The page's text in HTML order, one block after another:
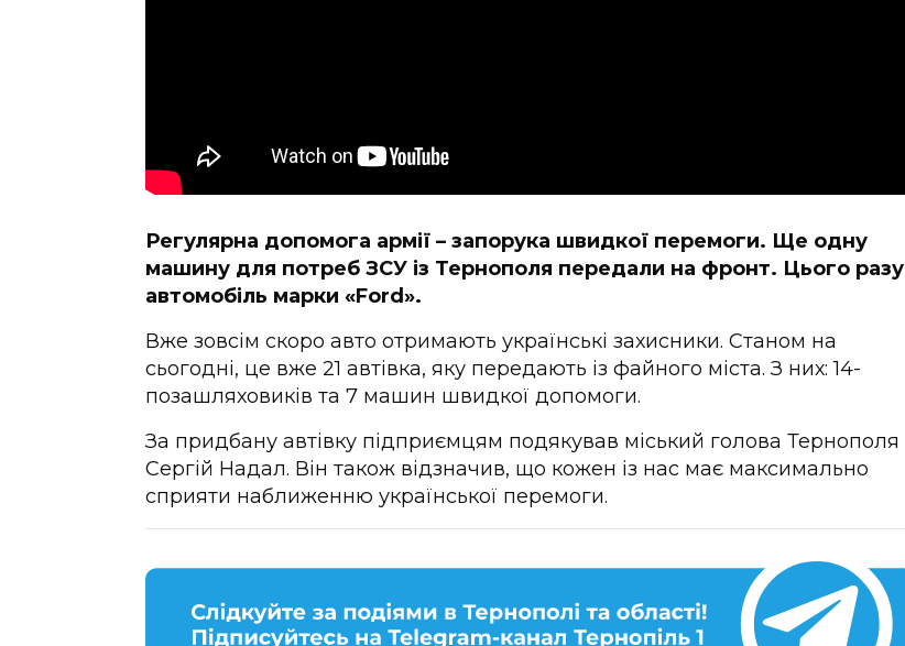
Регулярна допомога армії – запорука швидкої перемоги. Ще одну
машину для потреб ЗСУ із Тернополя передали на фронт. Цього разу
автомобіль марки «Ford».
Вже зовсім скоро авто отримають українські захисники. Станом на
сьогодні, це вже 21 автівка, яку передають із файного міста. З них: 14-
позашляховиків та 7 машин швидкої допомоги.
За придбану автівку підприємцям подякував міський голова Тернополя
Сергій Надал. Він також відзначив, що кожен із нас має максимально
сприяти наближенню української перемоги.